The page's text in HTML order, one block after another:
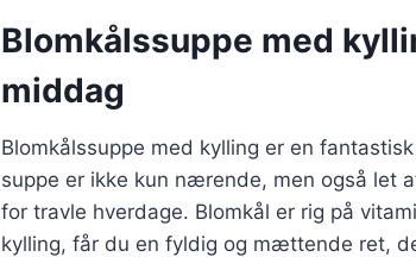
Blomkålssuppe med
middag
Blomkålssuppe med kylling er en
suppe er ikke kun nærende, men også let
for travle hverdage. Blomkål er rig på
kylling, får du en fyldig og mættende ret,